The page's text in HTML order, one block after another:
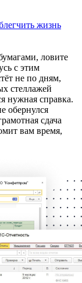
жизнь
ловите
с этим
не по дням,
стеллажей
нужная справка.
обернулся
сдача
вам время,